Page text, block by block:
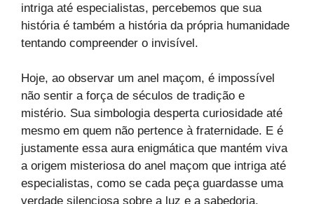
intriga até especialistas, percebemos que sua
história é também a história da própria humanidade
tentando compreender o invisível.
Hoje, ao observar um anel maçom, é impossível
não sentir a força de séculos de tradição e
mistério. Sua simbologia desperta curiosidade até
mesmo em quem não pertence à fraternidade. E é
justamente essa aura enigmática que mantém viva
a origem misteriosa do anel maçom que intriga até
especialistas, como se cada peça guardasse uma
verdade silenciosa sobre a luz e a sabedoria.